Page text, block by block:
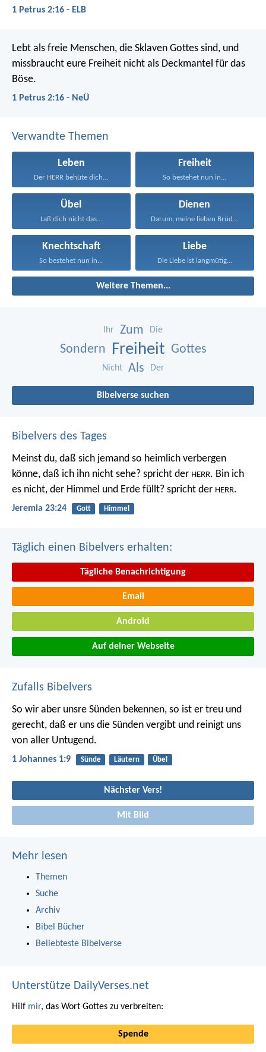
1 Petrus 2:16 - ELB
Lebt als freie Menschen, die Sklaven Gottes sind, und
missbraucht eure Freiheit nicht als Deckmantel für das
Böse.
1 Petrus 2:16 - NeÜ
Verwandte Themen
Leben
Der HERR behüte dich...
Freiheit
So bestehet nun in...
Übel
Laß dich nicht das...
Dienen
Darum, meine lieben Brüder...
Knechtschaft
So bestehet nun in...
Liebe
Die Liebe ist langmütig...
Weitere Themen...
Ihr Zum Die
Sondern Freiheit Gottes
Nicht Als Der
Bibelverse suchen
Bibelvers des Tages
Meinst du, daß sich jemand so heimlich verbergen
könne, daß ich ihn nicht sehe? spricht der HERR. Bin ich
es nicht, der Himmel und Erde füllt? spricht der HERR.
Jeremia 23:24 Gott Himmel
Täglich einen Bibelvers erhalten:
Tägliche Benachrichtigung
Email
Android
Auf deiner Webseite
Zufalls Bibelvers
So wir aber unsre Sünden bekennen, so ist er treu und
gerecht, daß er uns die Sünden vergibt und reinigt uns
von aller Untugend.
1 Johannes 1:9 Sünde Läutern Übel
Nächster Vers!
Mit Bild
Mehr lesen
Themen
Suche
Archiv
Bibel Bücher
Beliebteste Bibelverse
Unterstütze DailyVerses.net
Hilf mir, das Wort Gottes zu verbreiten:
Spende